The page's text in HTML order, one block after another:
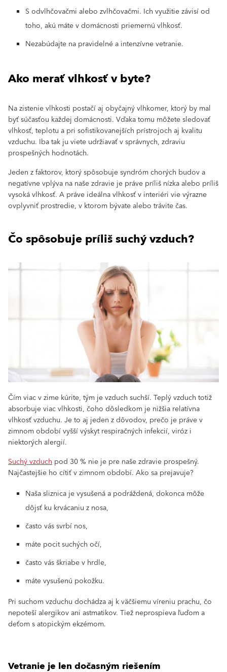
S odvlhčovačmi alebo zvlhčovačmi. Ich využitie závisí od
toho, akú máte v domácnosti priemernú vlhkosť.
Nezabúdajte na pravidelné a intenzívne vetranie.
Ako merať vlhkosť v byte?
Na zistenie vlhkosti postačí aj obyčajný vlhkomer, ktorý by mal
byť súčasťou každej domácnosti. Vďaka tomu môžete sledovať
vlhkosť, teplotu a pri sofistikovanejších prístrojoch aj kvalitu
vzduchu. Iba tak ju viete udržiavať v správnych, zdraviu
prospešných hodnotách.
Jeden z faktorov, ktorý spôsobuje syndróm chorých budov a
negatívne vplýva na naše zdravie je práve príliš nízka alebo príliš
vysoká vlhkosť. A práve ideálna vlhkosť v interiéri vie výrazne
ovplyvniť prostredie, v ktorom bývate alebo trávite čas.
Čo spôsobuje príliš suchý vzduch?
Čím viac v zime kúrite, tým je vzduch suchší. Teplý vzduch totiž
absorbuje viac vlhkosti, čoho dôsledkom je nižšia relatívna
vlhkosť vzduchu. Je to aj jeden z dôvodov, prečo je práve v
zimnom období vyšší výskyt respiračných infekcií, viróz i
niektorých alergií.
Suchý vzduch pod 30 % nie je pre naše zdravie prospešný.
Najčastejšie ho cítiť v zimnom období. Ako sa prejavuje?
Naša sliznica je vysušená a podráždená, dokonca môže
dôjsť ku krvácaniu z nosa,
často vás svrbí nos,
máte pocit suchých očí,
často vás škriabe v hrdle,
máte vysušenú pokožku.
Pri suchom vzduchu dochádza aj k väčšiemu víreniu prachu, čo
nepoteší alergikov ani astmatikov. Tiež neprospieva ľuďom a
deťom s atopickým ekzémom.
Vetranie je len dočasným riešením